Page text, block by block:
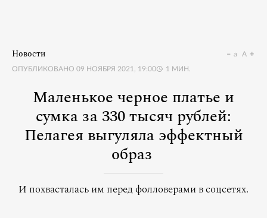
Новости
ОПУБЛИКОВАНО 09 НОЯБРЯ 2021, 19:00 1 МИН.
a A
Маленькое черное платье и
сумка за 330 тысяч рублей:
Пелагея выгуляла эффектный
образ
И похвасталась им перед фолловерами в соцсетях.